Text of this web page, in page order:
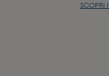
SCOPRI